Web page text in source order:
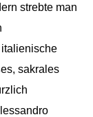
strebte man
sakrales